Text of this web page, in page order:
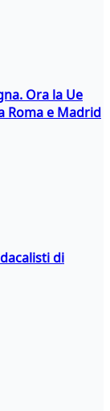
Ora la Ue
Roma e Madrid
di